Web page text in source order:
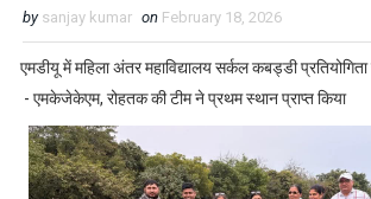
by sanjay kumar on February 18, 2026
एमडीयू में महिला अंतर महाविद्यालय सर्कल कबड्डी
- एमकेजेकेएम, रोहतक की टीम ने प्रथम स्थान प्राप्त किया